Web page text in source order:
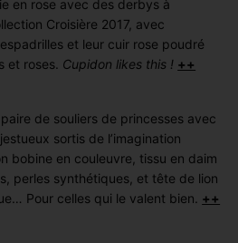
en rose avec des derbys à
Croisière 2017, avec
et leur cuir rose poudré
et roses. Cupidon likes this ! ++
de souliers de princesses avec
sortis de l’imagination
bobine en couleuvre, tissu en daim
perles synthétiques, et tête de lion
Pour celles qui le valent bien. ++